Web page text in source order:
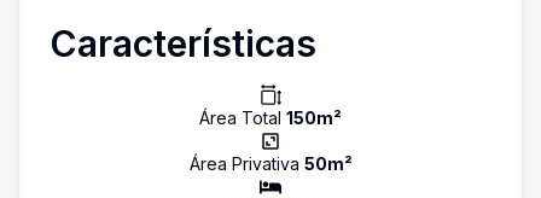
Características
Área Total 150m²
Área Privativa 50m²